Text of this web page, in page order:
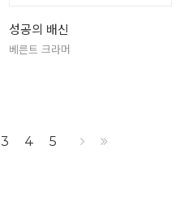
성공의 배신
베른트 크라머
3 4 5